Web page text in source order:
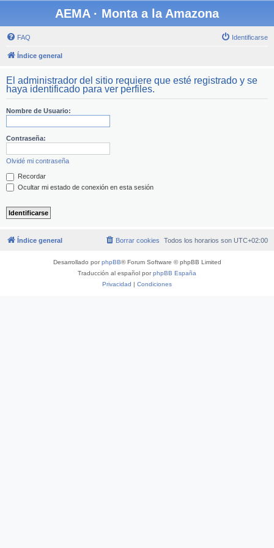
AEMA · Monta a la Amazona
FAQ Identificarse
Índice general
El administrador del sitio requiere que esté registrado y se
haya identificado para ver perfiles.
Nombre de Usuario:
Contraseña:
Olvidé mi contraseña
Recordar
Ocultar mi estado de conexión en esta sesión
Índice general Todos los horarios son UTC+02:00
Borrar cookies
Desarrollado porphpBB® Forum Software © phpBB Limited
Traducción al español porphpBB España
Privacidad | Condiciones